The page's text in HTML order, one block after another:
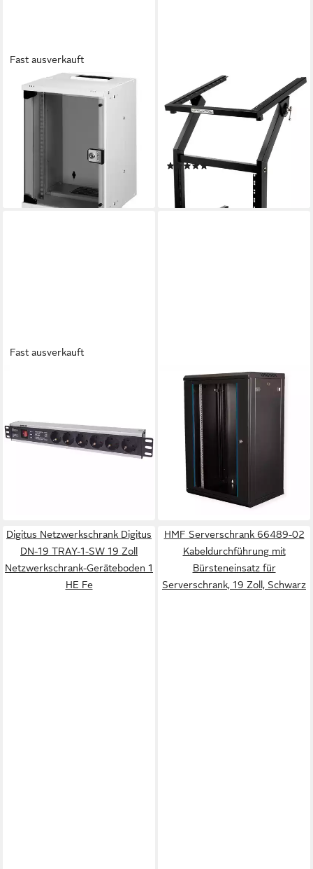
Fast ausverkauft
DIGITUS
Serverschrank Digitus
Wandgehäuse SOHO PRO -
254 mm (10)
ab 69,80 €
lieferbar - in 2-3 Werktagen bei dir
PRONOMIC
Rack MXS-600 mobiler Rack
Wagen mit 21 Höheneinheiten
und Rollen, Maschinenwagen
für 19" Geräte, 12+9HE
(1)
84,90 €
lieferbar - in 3-4 Werktagen bei dir
Fast ausverkauft
Schutzkontaktstecker
713962,
VALUE
Wandgehäuse 19-Zoll
Wandgehäuse 18HE,
600x450mm schwarz,
Bausatz
ab 161,25 €
14,73 €
mtl. in 12 Raten
-33%
lieferbar - in 2-3 Werktagen bei dir
Digitus Netzwerkschrank Digitus
DN-19 TRAY-1-SW 19 Zoll
Netzwerkschrank-Geräteboden 1
HE Fe
HMF Serverschrank 66489-02
Kabeldurchführung mit
Bürsteneinsatz für
Serverschrank, 19 Zoll, Schwarz